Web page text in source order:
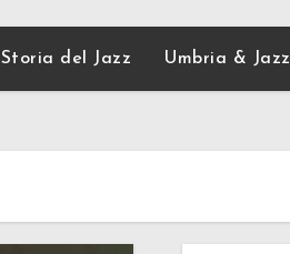
Storia del Jazz Umbria & Jazz